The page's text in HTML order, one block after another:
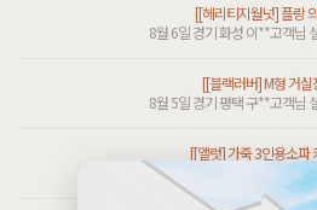
[[블랙러버] M형 거실
8월 5일 경기 평택 구**고객님
[[앨럿] 가죽 3인용소파
8월 5일 경남 산청 정**고객님
[[크림슨] B형 행거수
8월 5일 인천 영종 김**고객님
[[커스텀리뷰] 1:1 맞춤 주문제작 제품 & 신
8월 3일 인천 검단 송**고객님 주문
[[커스텀리뷰] 1:1 맞춤 주문제작 제품 &
7월 27일 인천 검단 최**고객님 주문